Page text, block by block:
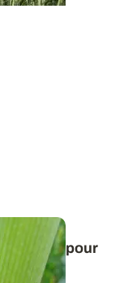
du maïs pour